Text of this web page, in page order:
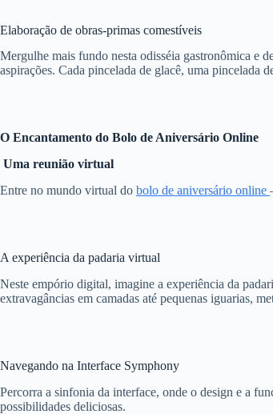
Elaboração de obras-primas comestíveis
Mergulhe mais fundo nesta odisséia gastronômica e
aspirações. Cada pincelada de glacê, uma pincelada
O Encantamento do Bolo de Aniversário Online
Uma reunião virtual
Entre no mundo virtual do bolo de aniversário online
A experiência da padaria virtual
Neste empório digital, imagine a experiência da
extravagâncias em camadas até pequenas iguarias,
Navegando na Interface Symphony
Percorra a sinfonia da interface, onde o design e a
possibilidades deliciosas.